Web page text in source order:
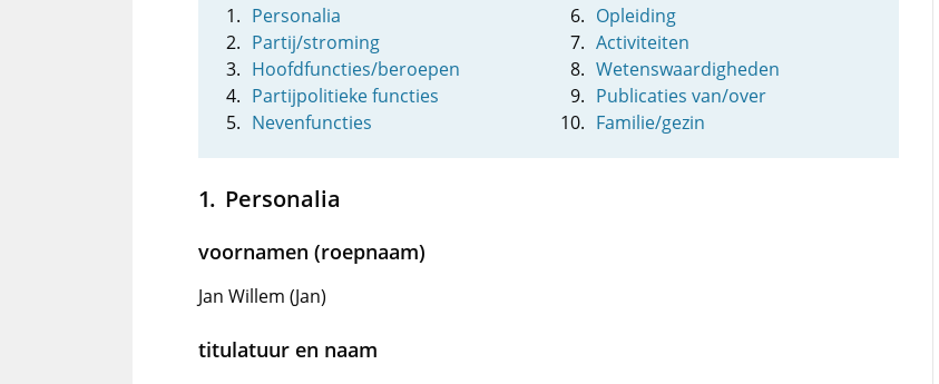
Personalia
Partij/stroming
Hoofdfuncties/beroepen
Partijpolitieke functies
Nevenfuncties
Opleiding
Activiteiten
Wetenswaardigheden
Publicaties van/over
Familie/gezin
Personalia
voornamen (roepnaam)
Jan Willem (Jan)
titulatuur en naam